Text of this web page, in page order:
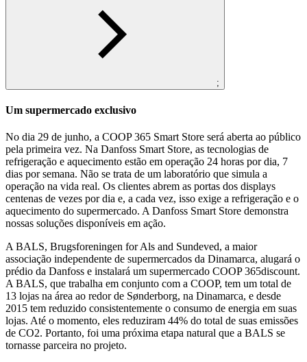
;
Um supermercado exclusivo
No dia 29 de junho, a COOP 365 Smart Store será aberta ao público
pela primeira vez. Na Danfoss Smart Store, as tecnologias de
refrigeração e aquecimento estão em operação 24 horas por dia, 7
dias por semana. Não se trata de um laboratório que simula a
operação na vida real. Os clientes abrem as portas dos displays
centenas de vezes por dia e, a cada vez, isso exige a refrigeração e o
aquecimento do supermercado. A Danfoss Smart Store demonstra
nossas soluções disponíveis em ação.
A BALS, Brugsforeningen for Als and Sundeved, a maior
associação independente de supermercados da Dinamarca, alugará o
prédio da Danfoss e instalará um supermercado COOP 365discount.
A BALS, que trabalha em conjunto com a COOP, tem um total de
13 lojas na área ao redor de Sønderborg, na Dinamarca, e desde
2015 tem reduzido consistentemente o consumo de energia em suas
lojas. Até o momento, eles reduziram 44% do total de suas emissões
de CO2. Portanto, foi uma próxima etapa natural que a BALS se
tornasse parceira no projeto.